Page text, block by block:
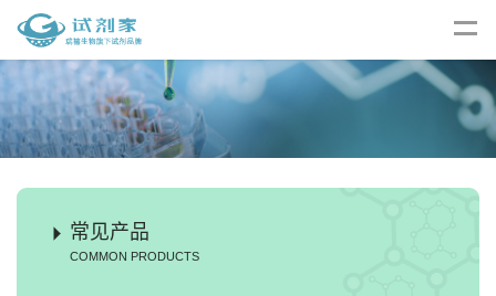
常见产品
COMMON PRODUCTS